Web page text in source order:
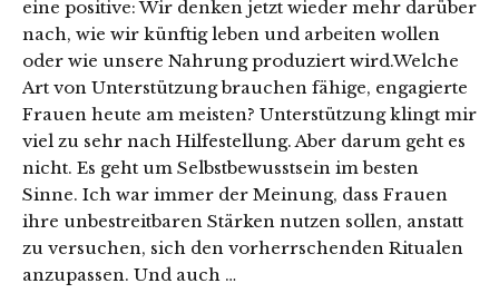
eine positive: Wir denken jetzt wieder mehr darüber
nach, wie wir künftig leben und arbeiten wollen
oder wie unsere Nahrung produziert wird.Welche
Art von Unterstützung brauchen fähige, engagierte
Frauen heute am meisten? Unterstützung klingt mir
viel zu sehr nach Hilfestellung. Aber darum geht es
nicht. Es geht um Selbstbewusstsein im besten
Sinne. Ich war immer der Meinung, dass Frauen
ihre unbestreitbaren Stärken nutzen sollen, anstatt
zu versuchen, sich den vorherrschenden Ritualen
anzupassen. Und auch …